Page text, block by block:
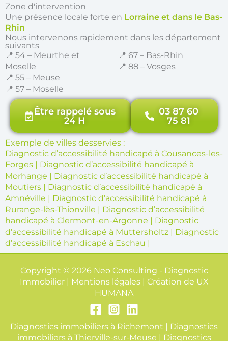
Zone d'intervention
Une présence locale forte en Lorraine et dans le Bas-
Rhin
Nous intervenons rapidement dans les département
suivants
📍 54 – Meurthe et
Moselle
📍 55 – Meuse
📍 57 – Moselle
📍 67 – Bas-Rhin
📍 88 – Vosges
Être rappelé sous
24 H
03 87 60
75 81
Exemple de villes desservies :
Diagnostic d’accessibilité handicapé à Cousances-les-
Forges | Diagnostic d’accessibilité handicapé à
Morhange | Diagnostic d’accessibilité handicapé à
Moutiers | Diagnostic d’accessibilité handicapé à
Amnéville | Diagnostic d’accessibilité handicapé à
Rurange-lès-Thionville | Diagnostic d’accessibilité
handicapé à Clermont-en-Argonne | Diagnostic
d’accessibilité handicapé à Muttersholtz | Diagnostic
d’accessibilité handicapé à Eschau |
Copyright © 2026 Neo Consulting - Diagnostic
Immobilier | Mentions légales | Création de UX
HUMANA
Diagnostics immobiliers à Richemont | Diagnostics
immobiliers à Thierville-sur-Meuse | Diagnostics